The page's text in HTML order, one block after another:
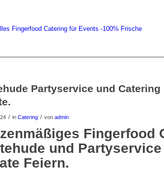
Partyservice und
/ in Catering / von admin
Fingerfood
und
Feiern.